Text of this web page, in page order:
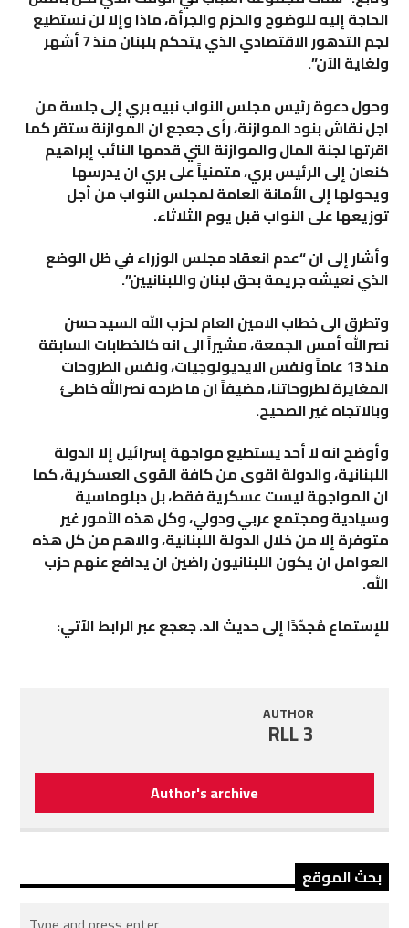
الحاجة إليه للوضوح والحزم والجرأة، ماذا وإلا لن نستطيع
لجم التدهور الاقتصادي الذي يتحكم بلبنان منذ 7 أشهر
ولغاية الآن”.
وحول دعوة رئيس مجلس النواب نبيه بري إلى جلسة من
اجل نقاش بنود الموازنة، رأى جعجع ان الموازنة ستقر كما
اقرتها لجنة المال والموازنة التي قدمها النائب إبراهيم
كنعان إلى الرئيس بري، متمنياً على بري ان يدرسها
ويحولها إلى الأمانة العامة لمجلس النواب من أجل
توزيعها على النواب قبل يوم الثلاثاء.
وأشار إلى ان “عدم انعقاد مجلس الوزراء في ظل الوضع
الذي نعيشه جريمة بحق لبنان واللبنانيين”.
وتطرق الى خطاب الامين العام لحزب الله السيد حسن
نصرالله أمس الجمعة، مشيراً الى انه كالخطابات السابقة
منذ 13 عاماً ونفس الايديولوجيات، ونفس الطروحات
المغايرة لطروحاتنا، مضيفاً ان ما طرحه نصرالله خاطئ
وبالاتجاه غير الصحيح.
وأوضح انه لا أحد يستطيع مواجهة إسرائيل إلا الدولة
اللبنانية، والدولة اقوى من كافة القوى العسكرية، كما
ان المواجهة ليست عسكرية فقط، بل دبلوماسية
وسيادية ومجتمع عربي ودولي، وكل هذه الأمور غير
متوفرة إلا من خلال الدولة اللبنانية، والاهم من كل هذه
العوامل ان يكون اللبنانيون راضين ان يدافع عنهم حزب
الله.
للإستماع مُجدّدًا إلى حديث الد. جعجع عبر الرابط الآتي:
AUTHOR
RLL 3
Author's archive
بحث الموقع